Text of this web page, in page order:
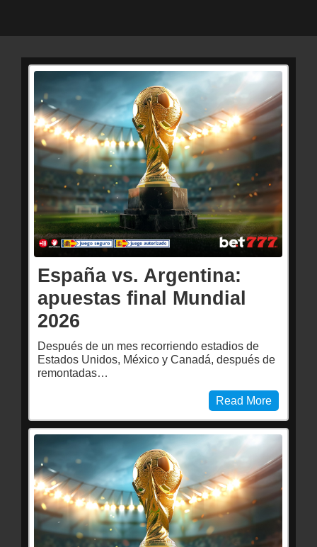
España vs. Argentina:
apuestas final Mundial
2026
Después de un mes recorriendo estadios de
Estados Unidos, México y Canadá, después de
remontadas…
Read More